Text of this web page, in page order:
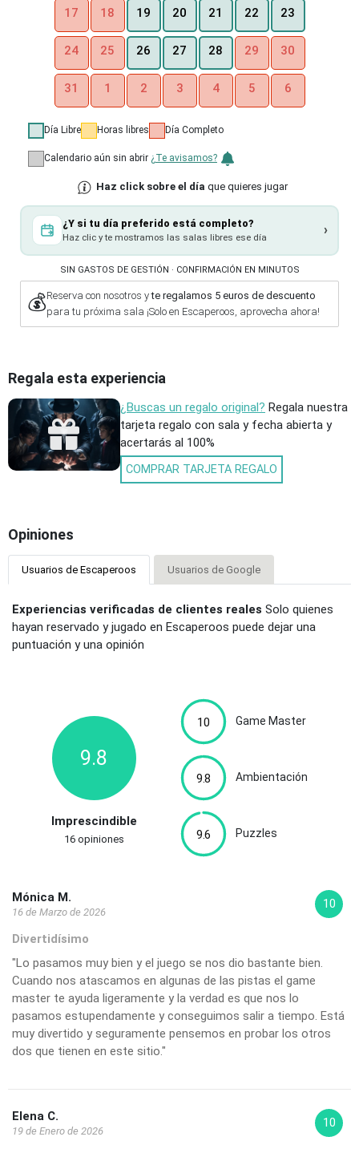
17 18 19 20 21 22 23
24 25 26 27 28 29 30
31 1 2 3 4 5 6
Día Libre Horas libres Día Completo
Calendario aún sin abrir ¿Te avisamos?
Haz click sobre el día que quieres jugar
¿Y si tu día preferido está completo?
Haz clic y te mostramos las salas libres ese día ›
SIN GASTOS DE GESTIÓN · CONFIRMACIÓN EN MINUTOS
💰Reserva con nosotros yte regalamos 5 euros de descuento
para tu próxima sala ¡Solo en Escaperoos, aprovecha ahora!
Regala esta experiencia
¿Buscas un regalo original? Regala nuestra
tarjeta regalo con sala y fecha abierta y
acertarás al 100%
COMPRAR TARJETA REGALO
Opiniones
Usuarios de Escaperoos Usuarios de Google
Experiencias verificadas de clientes reales Solo quienes
hayan reservado y jugado en Escaperoos puede dejar una
puntuación y una opinión
9.8
Imprescindible
16 opiniones
10 Game Master
9.8 Ambientación
9.6 Puzzles
Mónica M.
16 de Marzo de 2026
10
Divertidísimo
"Lo pasamos muy bien y el juego se nos dio bastante bien.
Cuando nos atascamos en algunas de las pistas el game
master te ayuda ligeramente y la verdad es que nos lo
pasamos estupendamente y conseguimos salir a tiempo. Está
muy divertido y seguramente pensemos en probar los otros
dos que tienen en este sitio."
Elena C.
19 de Enero de 2026
10